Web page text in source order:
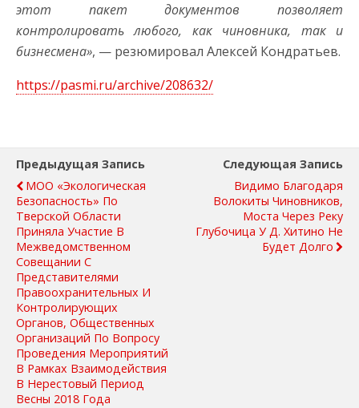
этот пакет документов позволяет
контролировать любого, как чиновника, так и
бизнесмена», — резюмировал Алексей Кондратьев.
https://pasmi.ru/archive/208632/
Предыдущая Запись
МОО «Экологическая
Безопасность» По
Тверской Области
Приняла Участие В
Межведомственном
Совещании С
Представителями
Правоохранительных И
Контролирующих
Органов, Общественных
Организаций По Вопросу
Проведения Мероприятий
В Рамках Взаимодействия
В Нерестовый Период
Весны 2018 Года
Следующая Запись
Видимо Благодаря
Волокиты Чиновников,
Моста Через Реку
Глубочица У Д. Хитино Не
Будет Долго